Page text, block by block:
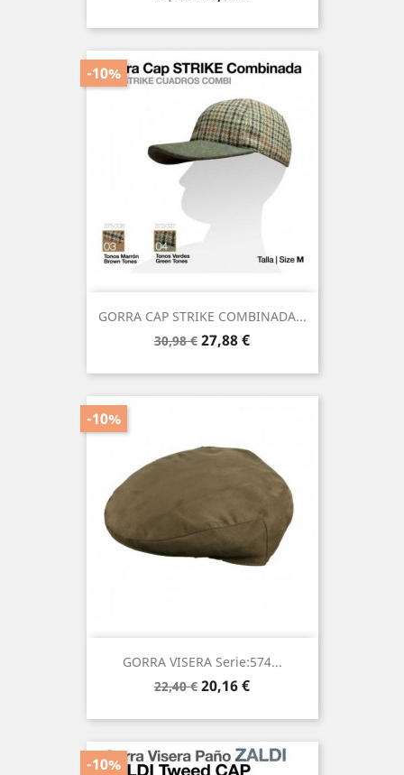
GORRA CAP STRIKE COMBINADA...
Precio
30,98 €
-10%
Precio
27,88 €
GORRA VISERA Serie:574...
Precio
22,40 €
-10%
Precio
20,16 €
-10%